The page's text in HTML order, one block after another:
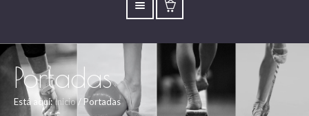
Portadas
Está aquí:Inicio / Portadas